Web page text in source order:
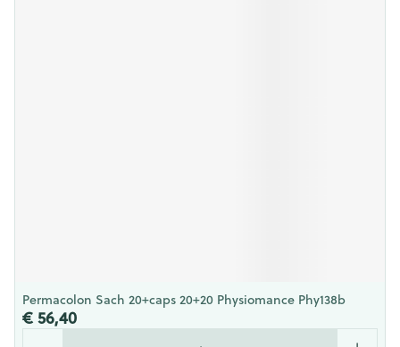
Permacolon Sach 20+caps 20+20 Physiomance Phy138b
€ 56,40
Aantal